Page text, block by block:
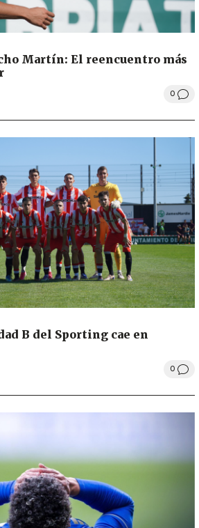
Martín: El reencuentro más
0
B del Sporting cae en
0